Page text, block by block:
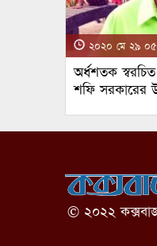
২০২০ মে ২৯
অর্ধশতক
শফি সরকারের
© ২০২২